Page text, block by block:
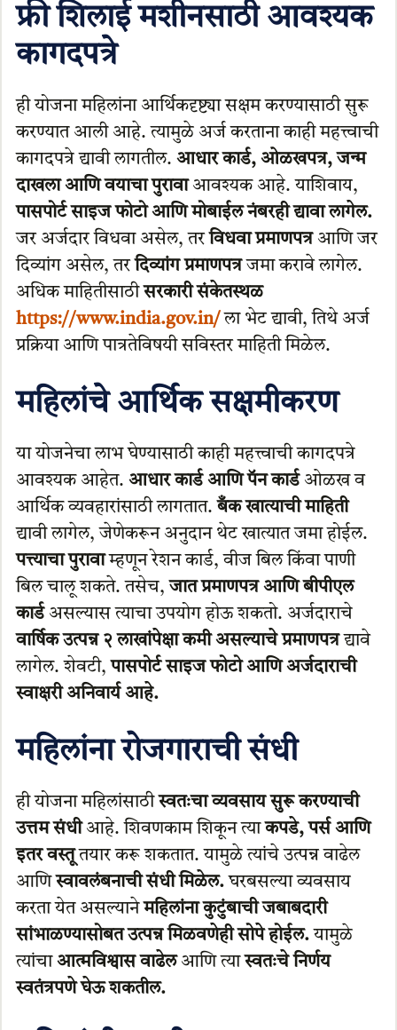
फ्री शिलाई मशीनसाठी आवश्यक
कागदपत्रे
ही योजना महिलांना आर्थिकदृष्ट्या सक्षम करण्यासाठी सुरू
करण्यात आली आहे. त्यामुळे अर्ज करताना काही महत्त्वाची
कागदपत्रे द्यावी लागतील. आधार कार्ड, ओळखपत्र, जन्म
दाखला आणि वयाचा पुरावाआवश्यक आहे. याशिवाय,
पासपोर्ट साइज फोटो आणि मोबाईल नंबरही द्यावा लागेल.
जर अर्जदार विधवा असेल, तरविधवा प्रमाणपत्रआणि जर
दिव्यांग असेल, तरदिव्यांग प्रमाणपत्रजमा करावे लागेल.
अधिक माहितीसाठीसरकारी संकेतस्थळ
https://www.india.gov.in/ला भेट द्यावी, तिथे अर्ज
प्रक्रिया आणि पात्रतेविषयी सविस्तर माहिती मिळेल.
महिलांचे आर्थिक सक्षमीकरण
या योजनेचा लाभ घेण्यासाठी काही महत्त्वाची कागदपत्रे
आवश्यक आहेत. आधार कार्ड आणि पॅन कार्डओळख व
आर्थिक व्यवहारांसाठी लागतात.बँक खात्याची माहिती
द्यावी लागेल, जेणेकरून अनुदान थेट खात्यात जमा होईल.
पत्त्याचा पुरावाम्हणून रेशन कार्ड, वीज बिल किंवा पाणी
बिल चालू शकते. तसेच,जात प्रमाणपत्र आणि बीपीएल
कार्डअसल्यास त्याचा उपयोग होऊ शकतो. अर्जदाराचे
वार्षिक उत्पन्न २ लाखांपेक्षा कमी असल्याचे प्रमाणपत्रद्यावे
लागेल. शेवटी,पासपोर्ट साइज फोटो आणि अर्जदाराची
स्वाक्षरी अनिवार्य आहे.
महिलांना रोजगाराची संधी
ही योजना महिलांसाठीस्वतःचा व्यवसाय सुरू करण्याची
उत्तम संधीआहे. शिवणकाम शिकून त्याकपडे, पर्स आणि
इतर वस्तूतयार करू शकतात. यामुळे त्यांचे उत्पन्न वाढेल
आणिस्वावलंबनाची संधी मिळेल.घरबसल्या व्यवसाय
करता येत असल्यानेमहिलांना कुटुंबाची जबाबदारी
सांभाळण्यासोबत उत्पन्न मिळवणेही सोपे होईल.यामुळे
त्यांचा आत्मविश्वास वाढेलआणि त्यास्वतःचे निर्णय
स्वतंत्रपणे घेऊ शकतील.